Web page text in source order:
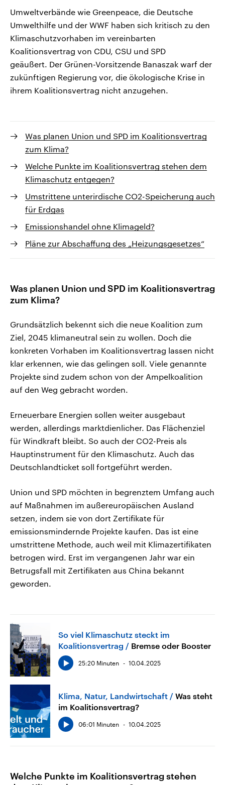
Umweltverbände wie Greenpeace, die Deutsche
Umwelthilfe und der WWF haben sich kritisch zu den
Klimaschutzvorhaben im vereinbarten
Koalitionsvertrag von CDU, CSU und SPD
geäußert. Der Grünen-Vorsitzende Banaszak warf der
zukünftigen Regierung vor, die ökologische Krise in
ihrem Koalitionsvertrag nicht anzugehen.
Was planen Union und SPD im Koalitionsvertrag
zum Klima?
Welche Punkte im Koalitionsvertrag stehen dem
Klimaschutz entgegen?
Umstrittene unterirdische CO2-Speicherung auch
für Erdgas
Emissionshandel ohne Klimageld?
Pläne zur Abschaffung des „Heizungsgesetzes“
Was planen Union und SPD im Koalitionsvertrag
zum Klima?
Grundsätzlich bekennt sich die neue Koalition zum
Ziel, 2045 klimaneutral sein zu wollen. Doch die
konkreten Vorhaben im Koalitionsvertrag lassen nicht
klar erkennen, wie das gelingen soll. Viele genannte
Projekte sind zudem schon von der Ampelkoalition
auf den Weg gebracht worden.
Erneuerbare Energien sollen weiter ausgebaut
werden, allerdings marktdienlicher. Das Flächenziel
für Windkraft bleibt. So auch der CO2-Preis als
Hauptinstrument für den Klimaschutz. Auch das
Deutschlandticket soll fortgeführt werden.
Union und SPD möchten in begrenztem Umfang auch
auf Maßnahmen im außereuropäischen Ausland
setzen, indem sie von dort Zertifikate für
emissionsmindernde Projekte kaufen. Das ist eine
umstrittene Methode, auch weil mit Klimazertifikaten
betrogen wird. Erst im vergangenen Jahr war ein
Betrugsfall mit Zertifikaten aus China bekannt
geworden.
So viel Klimaschutz steckt im
Koalitionsvertrag
Bremse oder Booster
25:20 Minuten 10.04.2025
Klima, Natur, Landwirtschaft
Was steht
im Koalitionsvertrag?
06:01 Minuten 10.04.2025
Welche Punkte im Koalitionsvertrag stehen